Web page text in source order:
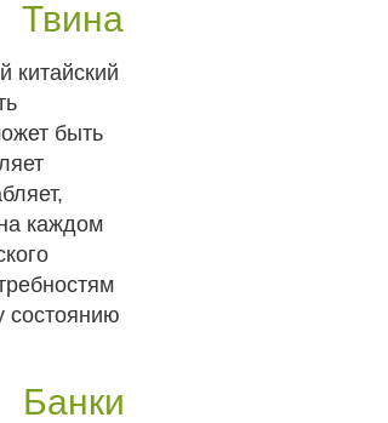
Твина
китайский
быть
каждом
состоянию
Банки